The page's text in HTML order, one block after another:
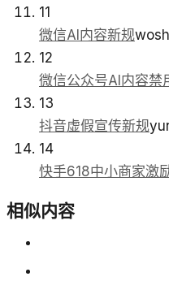
11
微信AI内容新规
12
微信公众号AI内容禁
13
抖音虚假宣传新规
14
快手618中小商家激
相似内容